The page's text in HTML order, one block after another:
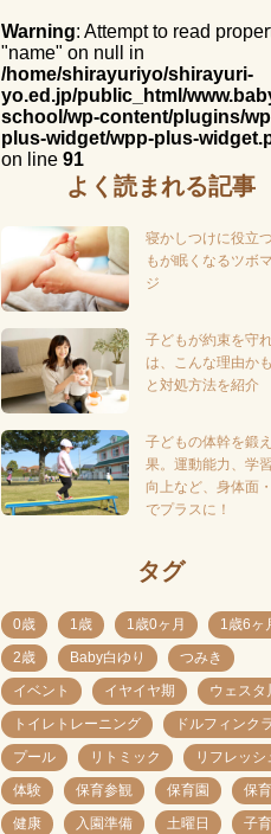
Warning: Attempt to read
"name" on null in
/home/shirayuriyo/shirayuri-
yo.ed.jp/public_html/
school/wp-content/plugins/
plus-widget/wpp-plus-
on line91
よく読まれる記事
寝かしつけに役立
もが眠くなるツボ
ジ
子どもが約束を守
は、こんな理由か
と対処方法を紹介
子どもの体幹を鍛
果。運動能力、学
向上など、身体面
でプラスに！
タグ
0歳 1歳 1歳0ヶ月
1歳6ヶ
2歳
Baby白ゆり
つみき
イベント
イヤイヤ期
ウェスタ
トイレトレーニング
ドルフィンク
プール
リトミック
リフレッシ
体験
保育参観 保育園
保
健康
入園準備 土曜日
子